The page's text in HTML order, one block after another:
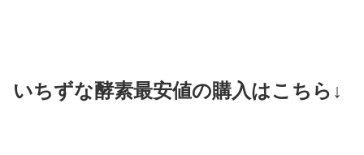
いちずな酵素最安値の購入はこちら↓